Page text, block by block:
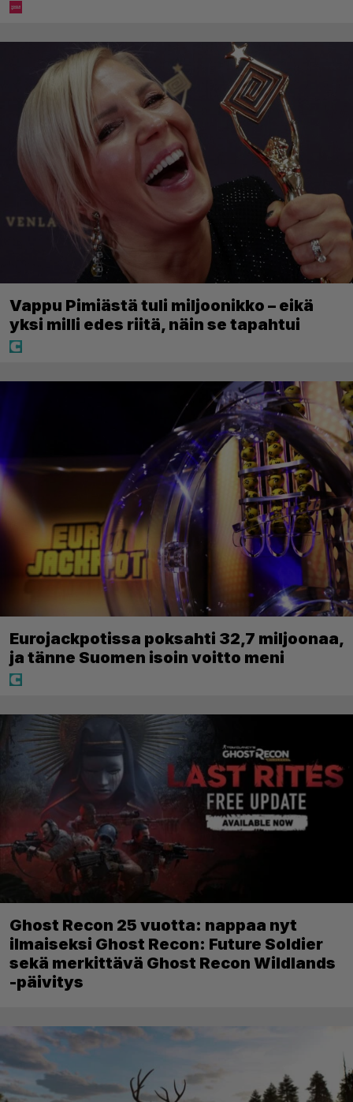
Vappu Pimiästä tuli miljoonikko – eikä
yksi milli edes riitä, näin se tapahtui
Eurojackpotissa poksahti 32,7 miljoonaa,
ja tänne Suomen isoin voitto meni
Ghost Recon 25 vuotta: nappaa nyt
ilmaiseksi Ghost Recon: Future Soldier
sekä merkittävä Ghost Recon Wildlands
-päivitys